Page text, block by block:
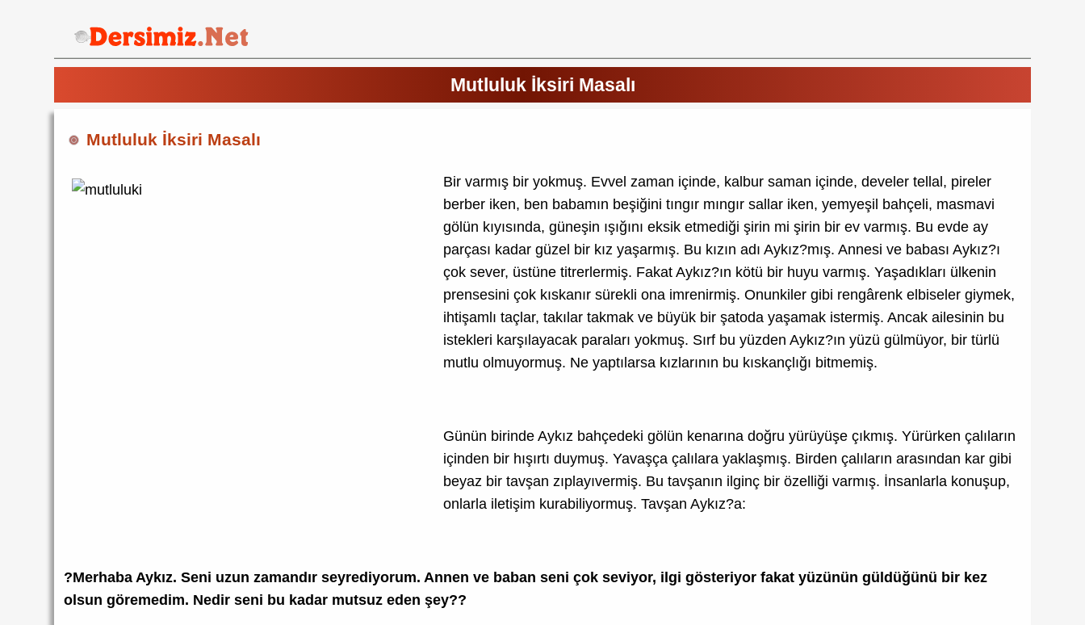
Mutluluk İksiri Masalı
Mutluluk İksiri Masalı
Bir varmış bir yokmuş. Evvel zaman içinde, kalbur saman içinde, develer tellal, pireler
berber iken, ben babamın beşiğini tıngır mıngır sallar iken, yemyeşil bahçeli, masmavi
gölün kıyısında, güneşin ışığını eksik etmediği şirin mi şirin bir ev varmış. Bu evde ay
parçası kadar güzel bir kız yaşarmış. Bu kızın adı Aykız?mış. Annesi ve babası Aykız?ı
çok sever, üstüne titrerlermiş. Fakat Aykız?ın kötü bir huyu varmış. Yaşadıkları ülkenin
prensesini çok kıskanır sürekli ona imrenirmiş. Onunkiler gibi rengârenk elbiseler giymek,
ihtişamlı taçlar, takılar takmak ve büyük bir şatoda yaşamak istermiş. Ancak ailesinin bu
istekleri karşılayacak paraları yokmuş. Sırf bu yüzden Aykız?ın yüzü gülmüyor, bir türlü
mutlu olmuyormuş. Ne yaptılarsa kızlarının bu kıskançlığı bitmemiş.
Günün birinde Aykız bahçedeki gölün kenarına doğru yürüyüşe çıkmış. Yürürken çalıların
içinden bir hışırtı duymuş. Yavaşça çalılara yaklaşmış. Birden çalıların arasından kar gibi
beyaz bir tavşan zıplayıvermiş. Bu tavşanın ilginç bir özelliği varmış. İnsanlarla konuşup,
onlarla iletişim kurabiliyormuş. Tavşan Aykız?a:
?Merhaba Aykız. Seni uzun zamandır seyrediyorum. Annen ve baban seni çok seviyor, ilgi gösteriyor fakat yüzünün güldüğünü bir kez
olsun göremedim. Nedir seni bu kadar mutsuz eden şey??